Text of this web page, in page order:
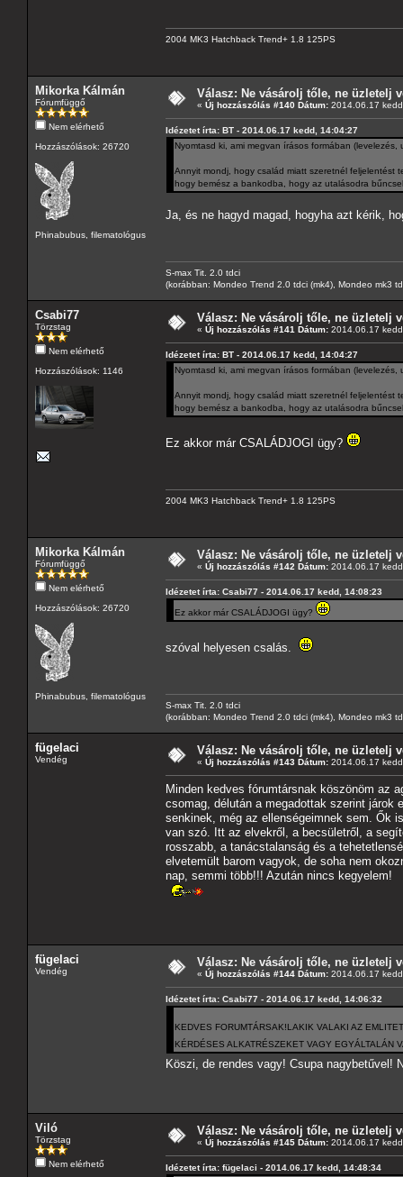
2004 MK3 Hatchback Trend+ 1.8 125PS
Mikorka Kálmán
Fórumfüggő
Nem elérhető
Hozzászólások: 26720
Phinabubus, filematológus
Válasz: Ne vásárolj tőle, ne üzletelj
« Új hozzászólás #140 Dátum: 2014.06.17
Idézetet írta: BT - 2014.06.17 kedd, 14:04:27
Nyomtasd ki, ami megvan írásos formában
Annyit mondj, hogy család miatt szeretnél feljelentést
hogy bemész a bankodba, hogy az utalásodra
Ja, és ne hagyd magad, hogyha azt kérik,
S-max Tit. 2.0 tdci
(korábban: Mondeo Trend 2.0 tdci (mk4), Mondeo mk3
Csabi77
Törzstag
Nem elérhető
Hozzászólások: 1146
Válasz: Ne vásárolj tőle, ne üzletelj
« Új hozzászólás #141 Dátum: 2014.06.17
Idézetet írta: BT - 2014.06.17 kedd, 14:04:27
Nyomtasd ki, ami megvan írásos formában
Annyit mondj, hogy család miatt szeretnél feljelentést
hogy bemész a bankodba, hogy az utalásodra
Ez akkor már CSALÁDJOGI ügy?
2004 MK3 Hatchback Trend+ 1.8 125PS
Mikorka Kálmán
Fórumfüggő
Nem elérhető
Hozzászólások: 26720
Phinabubus, filematológus
Válasz: Ne vásárolj tőle, ne üzletelj
« Új hozzászólás #142 Dátum: 2014.06.17
Idézetet írta: Csabi77 - 2014.06.17 kedd, 14:08:23
Ez akkor már CSALÁDJOGI ügy?
szóval helyesen csalás.
S-max Tit. 2.0 tdci
(korábban: Mondeo Trend 2.0 tdci (mk4), Mondeo mk3
fügelaci
Vendég
Válasz: Ne vásárolj tőle, ne üzletelj
« Új hozzászólás #143 Dátum: 2014.06.17
Minden kedves fórumtársnak köszönöm az
csomag, délután a megadottak szerint járok
senkinek, még az ellenségeimnek sem. Ők
van szó. Itt az elvekről, a becsületről, a
rosszabb, a tanácstalanság és a
elvetemült barom vagyok, de soha nem
nap, semmi több!!! Azután nincs kegyelem!
fügelaci
Vendég
Válasz: Ne vásárolj tőle, ne üzletelj
« Új hozzászólás #144 Dátum: 2014.06.17
Idézetet írta: Csabi77 - 2014.06.17 kedd, 14:06:32
KEDVES FORUMTÁRSAK!LAKIK VALAKI AZ
KÉRDÉSES ALKATRÉSZEKET VAGY EGYÁLTALÁN
Köszi, de rendes vagy! Csupa
Viló
Törzstag
Nem elérhető
Válasz: Ne vásárolj tőle, ne üzletelj
« Új hozzászólás #145 Dátum: 2014.06.17
Idézetet írta: fügelaci - 2014.06.17 kedd, 14:48:34